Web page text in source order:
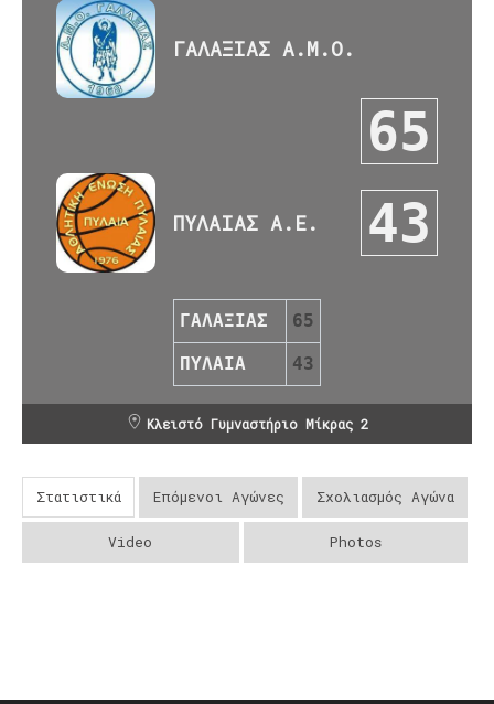
ΓΑΛΑΞΙΑΣ Α.Μ.Ο.
65
ΠΥΛΑΙΑΣ Α.Ε. 43
ΓΑΛΑΞΙΑΣ 65
ΠΥΛΑΙΑ 43
Κλειστό Γυμναστήριο Μίκρας 2
Στατιστικά Επόμενοι Αγώνες Σχολιασμός Αγώνα
Video Photos